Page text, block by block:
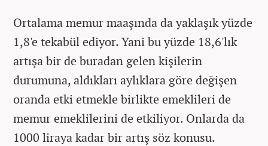
Ortalama memur maaşında da yaklaşık yüzde
1,8'e tekabül ediyor. Yani bu yüzde 18,6'lık
artışa bir de buradan gelen kişilerin
durumuna, aldıkları aylıklara göre değişen
oranda etki etmekle birlikte emeklileri de
memur emeklilerini de etkiliyor. Onlarda da
1000 liraya kadar bir artış söz konusu.